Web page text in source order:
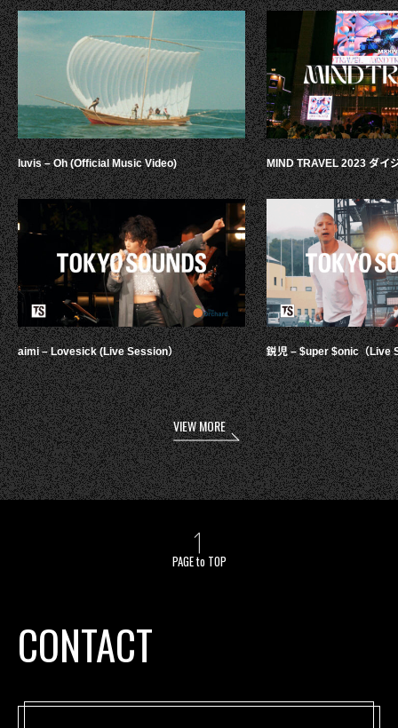
luvis – Oh (Official Music Video)
aimi – Lovesick (Live Session）
MIND TRAVEL 2023 ダイ
鋭児 – $uper $onic（Live
VIEW MORE
PAGE to TOP
CONTACT